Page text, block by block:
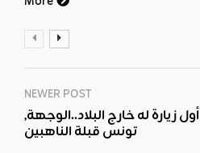
NEWER POST
زيارة له خارج البلاد..الوجهة,
تونس قبلة الناهبين